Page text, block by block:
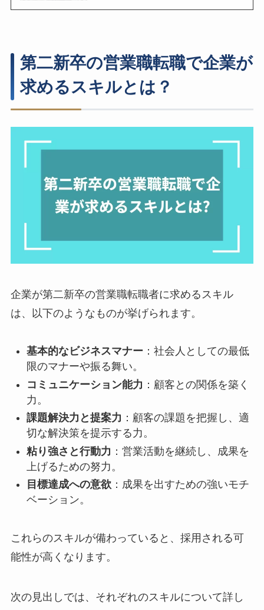
第二新卒の営業職転職で企業が
求めるスキルとは？
企業が第二新卒の営業職転職者に求めるスキル
は、以下のようなものが挙げられます。
基本的なビジネスマナー ：社会人としての最低
限のマナーや振る舞い。
コミュニケーション能力 ：顧客との関係を築く
力。
課題解決力と提案力 ：顧客の課題を把握し、適
切な解決策を提示する力。
粘り強さと行動力 ：営業活動を継続し、成果を
上げるための努力。
目標達成への意欲：成果を出すための強いモチ
ベーション。
これらのスキルが備わっていると、採用される可
能性が高くなります。
次の見出しでは、それぞれのスキルについて詳し